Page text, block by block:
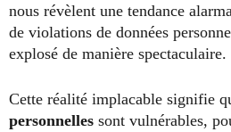
nous révèlent une tendance
de violations de données
explosé de manière spectaculaire.
Cette réalité implacable signifie
personnelles sont vulnérables,